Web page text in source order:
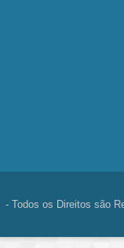
- Todos os Direitos são